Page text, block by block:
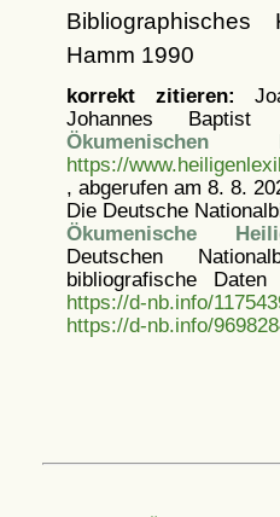
Hamm 1990
korrekt zitieren:
Johannes
Ökumenischen
https://
, abgerufen am 8. 8.
Die Deutsche
Ökumenische
Deutschen
bibliografische
https://d-nb.info/
https://d-nb.info/